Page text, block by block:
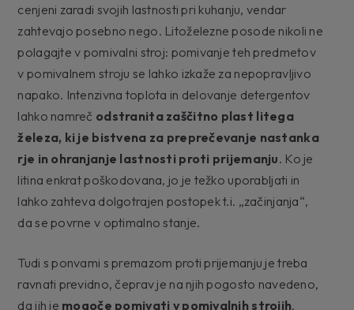
cenjeni zaradi svojih lastnosti pri kuhanju, vendar
zahtevajo posebno nego. Litoželezne posode nikoli ne
polagajte v pomivalni stroj: pomivanje teh predmetov
v pomivalnem stroju se lahko izkaže za nepopravljivo
napako. Intenzivna toplota in delovanje detergentov
lahko namreč odstranita zaščitno plast litega
železa, ki je bistvena za preprečevanje nastanka
rje in ohranjanje lastnosti proti prijemanju. Ko je
litina enkrat poškodovana, jo je težko uporabljati in
lahko zahteva dolgotrajen postopek t.i. „začinjanja“,
da se povrne v optimalno stanje.
Tudi s ponvami s premazom proti prijemanju je treba
ravnati previdno, čeprav je na njih pogosto navedeno,
da jih je mogoče pomivati v pomivalnih strojih.